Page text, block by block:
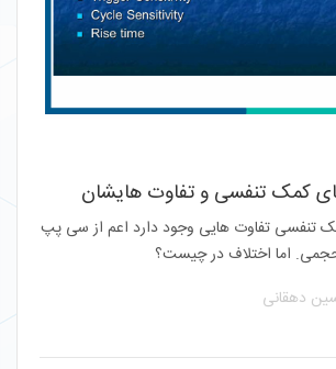
کمک تنفسی و تفاوت هایشان
تنفسی تفاوت هایی وجود دارد اعم از سی پپ
اما اختلاف در چیست؟
دهقانی